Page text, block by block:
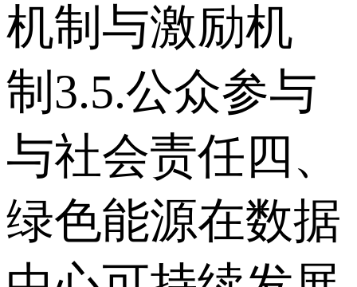
机制与激励机
制 3.5.公众参与
与社会责任 四、
绿色能源在数据